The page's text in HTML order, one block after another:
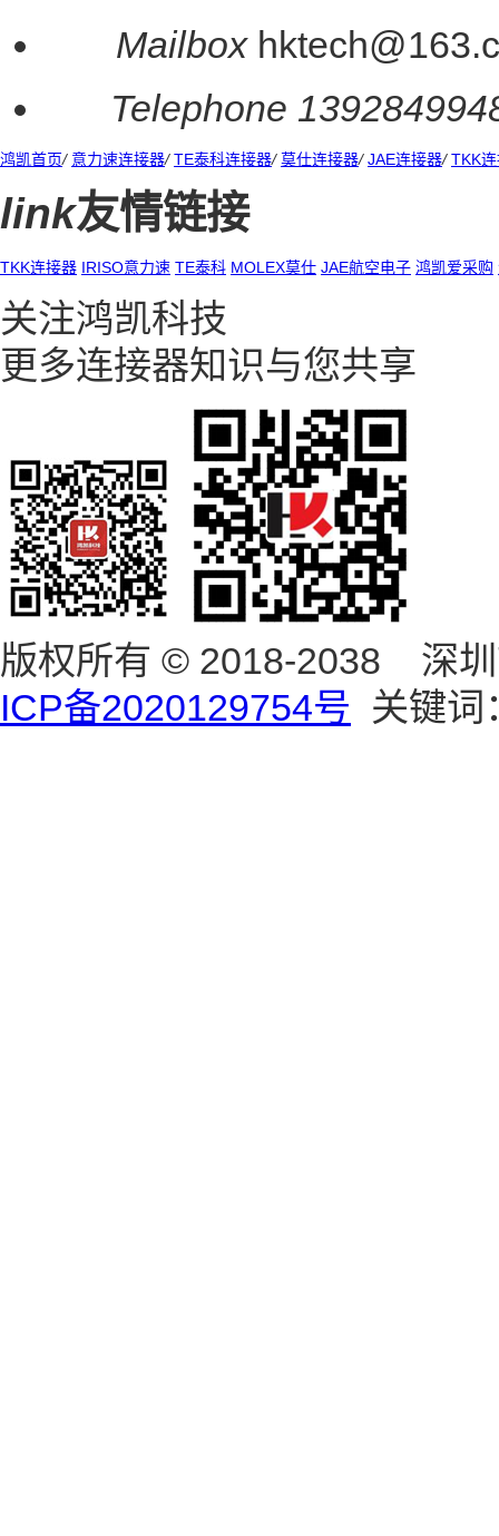
Mailbox
Telephone
鸿凯首页/ 意力速连接器/ TE泰科连接器/ 莫仕连接器/ JAE连接器/ TKK
link友情链接
TKK连接器 IRISO意力速 TE泰科 MOLEX莫仕 JAE航空电子 鸿凯爱采购
关注鸿凯科技
更多连接器知识与您共享
版权所有 © 2018-2038 深
ICP备2020129754号 关键词